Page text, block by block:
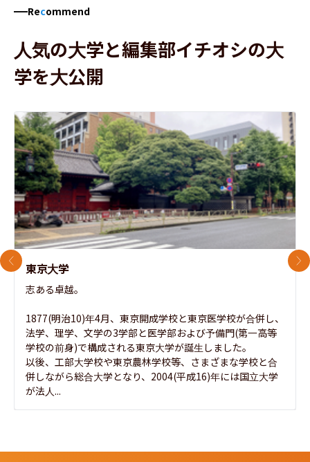
Recommend
人気の大学と編集部イチオシの大
学を大公開
東京大学
志ある卓越。
1877(明治10)年4月、東京開成学校と東京医学校が合併し、
法学、理学、文学の3学部と医学部および予備門(第一高等
学校の前身)で構成される東京大学が誕生しました。
以後、工部大学校や東京農林学校等、さまざまな学校と合
併しながら総合大学となり、2004(平成16)年には国立大学
が法人...
前のスライド 次